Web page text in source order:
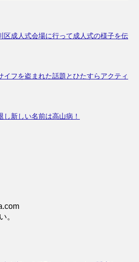
区成人式会場に行って成人式の様子を伝
イフを盗まれた話題とひたすらアクティ
新しい名前は高山病！
。